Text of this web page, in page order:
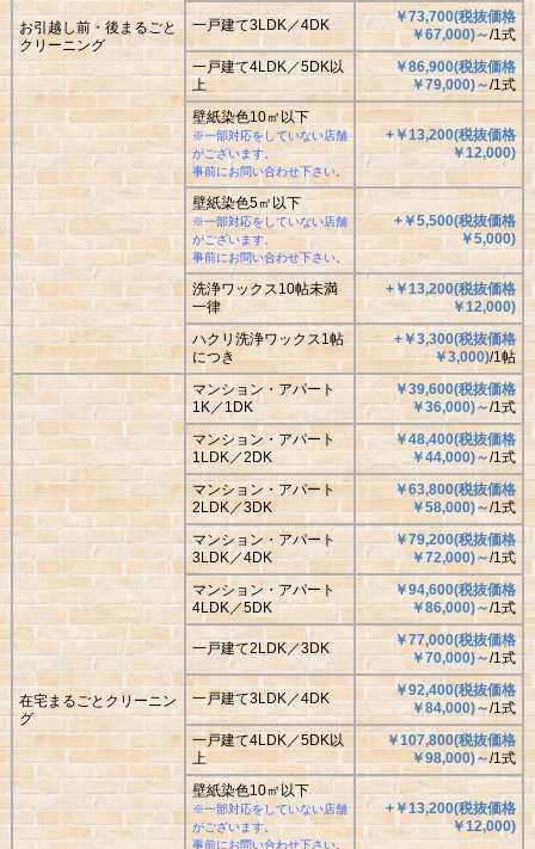
お引越し前・後まるごと
クリーニング
一戸建て3LDK／4DK ￥73,700(税抜価格
￥67,000)～/1式
一戸建て4LDK／5DK以
上
￥86,900(税抜価格
￥79,000)～/1式
壁紙染色10㎡以下
※一部対応をしていない店舗
がございます。
事前にお問い合わせ下さい。
+￥13,200(税抜価格
￥12,000)
壁紙染色5㎡以下
※一部対応をしていない店舗
がございます。
事前にお問い合わせ下さい。
+￥5,500(税抜価格
￥5,000)
洗浄ワックス10帖未満
一律
+￥13,200(税抜価格
￥12,000)
ハクリ洗浄ワックス1帖
につき
+￥3,300(税抜価格
￥3,000)/1帖
在宅まるごとクリーニン
グ
マンション・アパート
1K／1DK
￥39,600(税抜価格
￥36,000)～/1式
マンション・アパート
1LDK／2DK
￥48,400(税抜価格
￥44,000)～/1式
マンション・アパート
2LDK／3DK
￥63,800(税抜価格
￥58,000)～/1式
マンション・アパート
3LDK／4DK
￥79,200(税抜価格
￥72,000)～/1式
マンション・アパート
4LDK／5DK
￥94,600(税抜価格
￥86,000)～/1式
一戸建て2LDK／3DK ￥77,000(税抜価格
￥70,000)～/1式
一戸建て3LDK／4DK ￥92,400(税抜価格
￥84,000)～/1式
一戸建て4LDK／5DK以
上
￥107,800(税抜価格
￥98,000)～/1式
壁紙染色10㎡以下
※一部対応をしていない店舗
がございます。
事前にお問い合わせ下さい。
+￥13,200(税抜価格
￥12,000)